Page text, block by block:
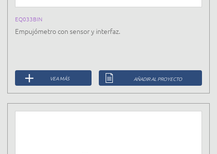
EQ033BIN
Empujómetro con sensor y interfaz.
VEA MÁS AÑADIR AL PROYECTO